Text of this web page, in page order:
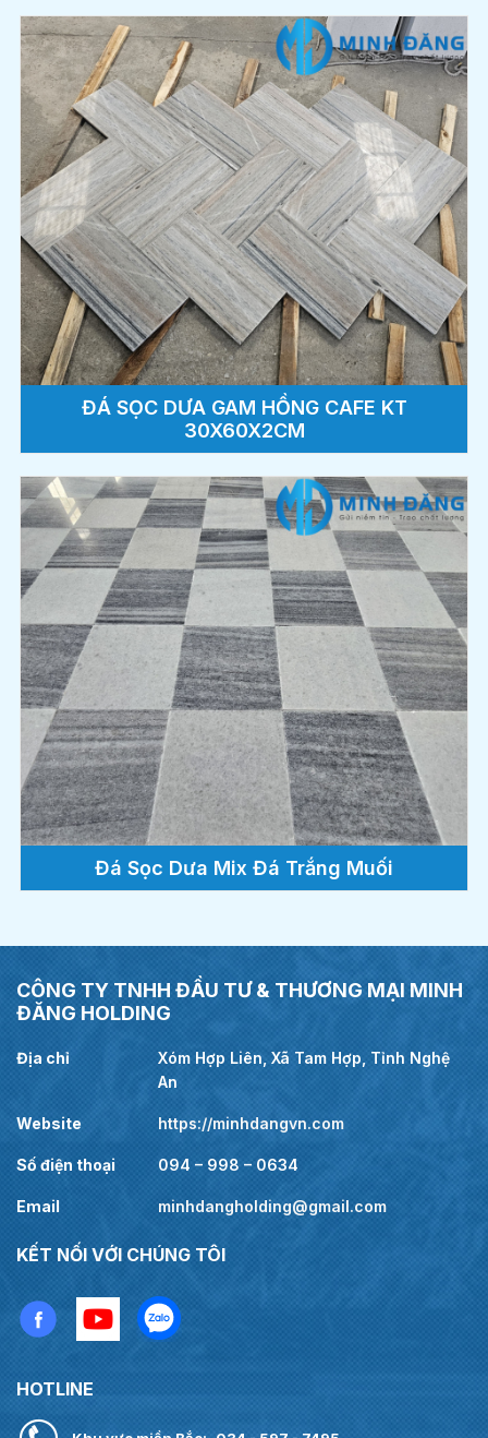
ĐÁ SỌC DƯA GAM HỒNG CAFE KT
30X60X2CM
Đá Sọc Dưa Mix Đá Trắng Muối
CÔNG TY TNHH ĐẦU TƯ & THƯƠNG MẠI MINH
ĐĂNG HOLDING
Địa chỉ
Xóm Hợp Liên, Xã Tam Hợp, Tỉnh Nghệ
An
Website https://minhdangvn.com
Số điện thoại 094 – 998 – 0634
Email minhdangholding@gmail.com
KẾT NỐI VỚI CHÚNG TÔI
HOTLINE